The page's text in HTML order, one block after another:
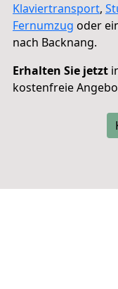
Klaviertransport,
Fernumzug oder
nach Backnang.
Erhalten Sie jetzt
kostenfreie